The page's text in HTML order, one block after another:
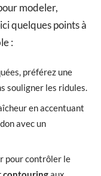
modeler,
quelques points à
:
préférez une
souligner les ridules.
en accentuant
avec un
pour contrôler le